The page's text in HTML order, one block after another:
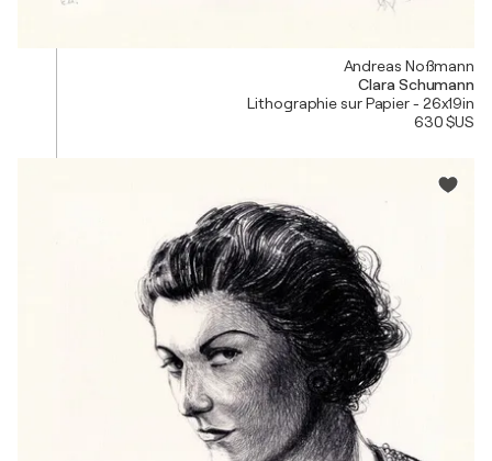
Andreas Noßmann
Clara Schumann
Lithographie sur Papier - 26x19in
630 $US